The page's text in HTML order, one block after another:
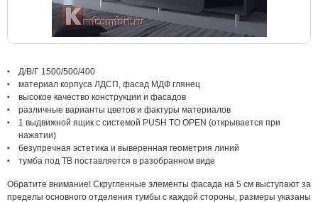
Д/В/Г 1500/500/400
материал корпуса ЛДСП, фасад МДФ глянец
высокое качество конструкции и фасадов
различные варианты цветов и фактуры материалов
1 выдвижной ящик с системой PUSH TO OPEN (открывается при
нажатии)
безупречная эстетика и выверенная геометрия линий
тумба под ТВ поставляется в разобранном виде
Обратите внимание! Скругленные элементы фасада на 5 см выступают за
пределы основного отделения тумбы с каждой стороны, размеры указаны